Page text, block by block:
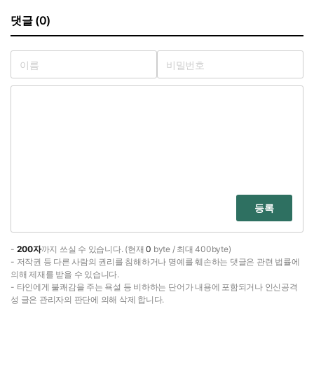
댓글 (0)
등록
- 200자까지 쓰실 수 있습니다. (현재0 byte / 최대 400byte)
- 저작권 등 다른 사람의 권리를 침해하거나 명예를 훼손하는 댓글은 관련 법률에
의해 제재를 받을 수 있습니다.
- 타인에게 불쾌감을 주는 욕설 등 비하하는 단어가 내용에 포함되거나 인신공격
성 글은 관리자의 판단에 의해 삭제 합니다.